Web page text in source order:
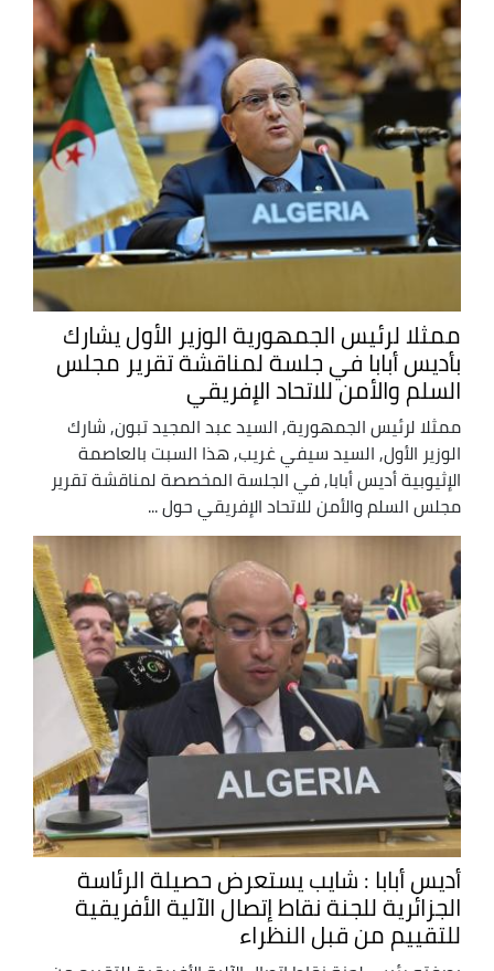
ممثلا لرئيس الجمهورية الوزير الأول يشارك
بأديس أبابا في جلسة لمناقشة تقرير مجلس
السلم والأمن للاتحاد الإفريقي
ممثلا لرئيس الجمهورية, السيد عبد المجيد تبون, شارك
الوزير الأول, السيد سيفي غريب, هذا السبت بالعاصمة
الإثيوبية أديس أبابا, في الجلسة المخصصة لمناقشة تقرير
مجلس السلم والأمن للاتحاد الإفريقي حول ...
أديس أبابا : شايب يستعرض حصيلة الرئاسة
الجزائرية للجنة نقاط إتصال الآلية الأفريقية
للتقييم من قبل النظراء